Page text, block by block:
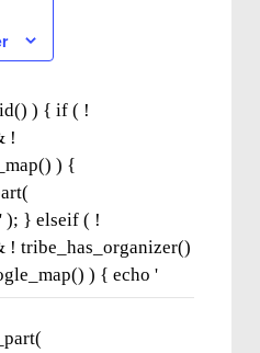
) { if ( !
!
) {
); } elseif ( !
! tribe_has_organizer()
) { echo '